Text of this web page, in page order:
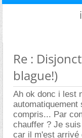
Re :
blague!)
Ah ok donc i lest
automatiquement
compris... Par
chauffer ? Je
car il m'est arrivé